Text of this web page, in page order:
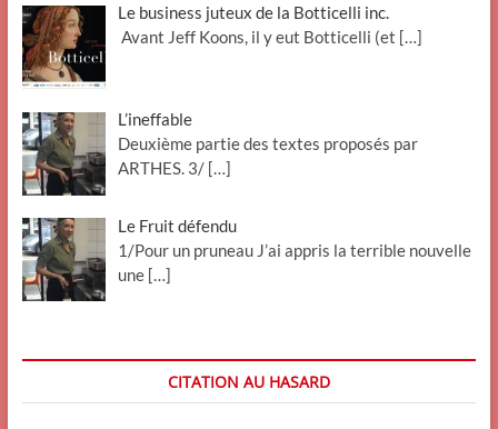
Le business juteux de la Botticelli inc.
Avant Jeff Koons, il y eut Botticelli (et […]
L’ineffable
Deuxième partie des textes proposés par
ARTHES. 3/ […]
Le Fruit défendu
1/Pour un pruneau J’ai appris la terrible nouvelle
une […]
CITATION AU HASARD